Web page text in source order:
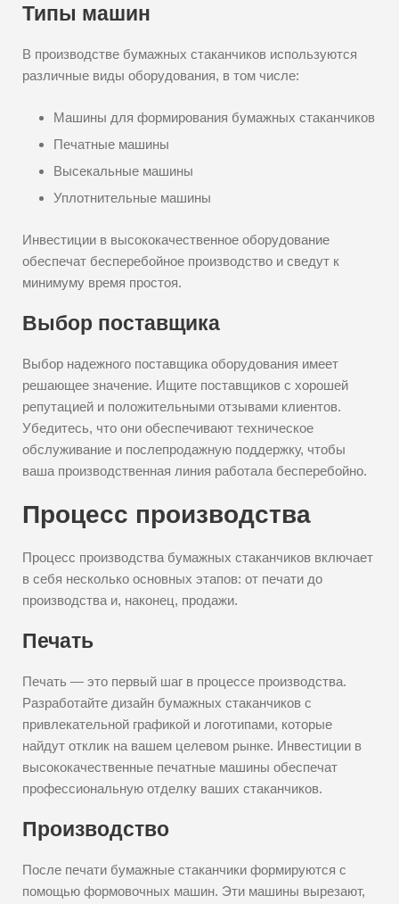
Типы машин
В производстве бумажных стаканчиков используются
различные виды оборудования, в том числе:
Машины для формирования бумажных стаканчиков
Печатные машины
Высекальные машины
Уплотнительные машины
Инвестиции в высококачественное оборудование
обеспечат бесперебойное производство и сведут к
минимуму время простоя.
Выбор поставщика
Выбор надежного поставщика оборудования имеет
решающее значение. Ищите поставщиков с хорошей
репутацией и положительными отзывами клиентов.
Убедитесь, что они обеспечивают техническое
обслуживание и послепродажную поддержку, чтобы
ваша производственная линия работала бесперебойно.
Процесс производства
Процесс производства бумажных стаканчиков включает
в себя несколько основных этапов: от печати до
производства и, наконец, продажи.
Печать
Печать — это первый шаг в процессе производства.
Разработайте дизайн бумажных стаканчиков с
привлекательной графикой и логотипами, которые
найдут отклик на вашем целевом рынке. Инвестиции в
высококачественные печатные машины обеспечат
профессиональную отделку ваших стаканчиков.
Производство
После печати бумажные стаканчики формируются с
помощью формовочных машин. Эти машины вырезают,